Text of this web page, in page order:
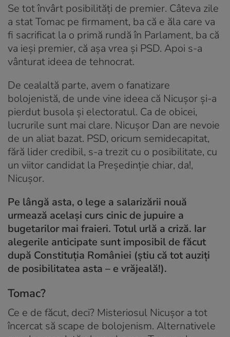
Se tot învârt posibilități de premier. Câteva zile
a stat Tomac pe firmament, ba că e ăla care va
fi sacrificat la o primă rundă în Parlament, ba că
va ieși premier, că așa vrea și PSD. Apoi s-a
vânturat ideea de tehnocrat.
De cealaltă parte, avem o fanatizare
bolojenistă, de unde vine ideea că Nicușor și-a
pierdut busola și electoratul. Ca de obicei,
lucrurile sunt mai clare. Nicușor Dan are nevoie
de un aliat bazat. PSD, oricum semidecapitat,
fără lider credibil, s-a trezit cu o posibilitate, cu
un viitor candidat la Președinție chiar, da!,
Nicușor.
Pe lângă asta, o lege a salarizării nouă
urmează același curs cinic de jupuire a
bugetarilor mai fraieri. Totul urlă a criză. Iar
alegerile anticipate sunt imposibil de făcut
după Constituția României (știu că tot auziți
de posibilitatea asta – e vrăjeală!).
Tomac?
Ce e de făcut, deci? Misteriosul Nicușor a tot
încercat să scape de bolojenism. Alternativele